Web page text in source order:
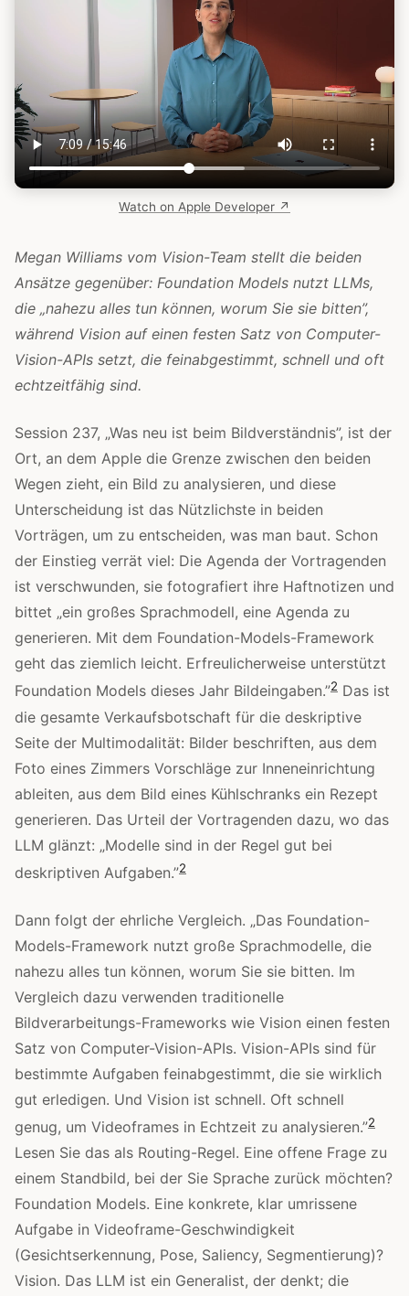
Watch on Apple Developer ↗
Megan Williams vom Vision-Team stellt die beiden
Ansätze gegenüber: Foundation Models nutzt LLMs,
die „nahezu alles tun können, worum Sie sie bitten”,
während Vision auf einen festen Satz von Computer-
Vision-APIs setzt, die feinabgestimmt, schnell und oft
echtzeitfähig sind.
Session 237, „Was neu ist beim Bildverständnis”, ist der
Ort, an dem Apple die Grenze zwischen den beiden
Wegen zieht, ein Bild zu analysieren, und diese
Unterscheidung ist das Nützlichste in beiden
Vorträgen, um zu entscheiden, was man baut. Schon
der Einstieg verrät viel: Die Agenda der Vortragenden
ist verschwunden, sie fotografiert ihre Haftnotizen und
bittet „ein großes Sprachmodell, eine Agenda zu
generieren. Mit dem Foundation-Models-Framework
geht das ziemlich leicht. Erfreulicherweise unterstützt
Foundation Models dieses Jahr Bildeingaben.”2 Das ist
die gesamte Verkaufsbotschaft für die deskriptive
Seite der Multimodalität: Bilder beschriften, aus dem
Foto eines Zimmers Vorschläge zur Inneneinrichtung
ableiten, aus dem Bild eines Kühlschranks ein Rezept
generieren. Das Urteil der Vortragenden dazu, wo das
LLM glänzt: „Modelle sind in der Regel gut bei
deskriptiven Aufgaben.”2
Dann folgt der ehrliche Vergleich. „Das Foundation-
Models-Framework nutzt große Sprachmodelle, die
nahezu alles tun können, worum Sie sie bitten. Im
Vergleich dazu verwenden traditionelle
Bildverarbeitungs-Frameworks wie Vision einen festen
Satz von Computer-Vision-APIs. Vision-APIs sind für
bestimmte Aufgaben feinabgestimmt, die sie wirklich
gut erledigen. Und Vision ist schnell. Oft schnell
genug, um Videoframes in Echtzeit zu analysieren.”2
Lesen Sie das als Routing-Regel. Eine offene Frage zu
einem Standbild, bei der Sie Sprache zurück möchten?
Foundation Models. Eine konkrete, klar umrissene
Aufgabe in Videoframe-Geschwindigkeit
(Gesichtserkennung, Pose, Saliency, Segmentierung)?
Vision. Das LLM ist ein Generalist, der denkt; die